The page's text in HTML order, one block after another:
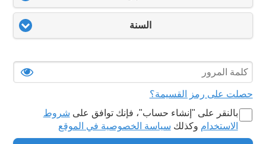
السنة
حصلت على رمز القسيمة؟
بالنقر على "‏إنشاء حساب‏"، فإنك توافق على شروط
الاستخدام وكذلك سياسة الخصوصية في الموقع